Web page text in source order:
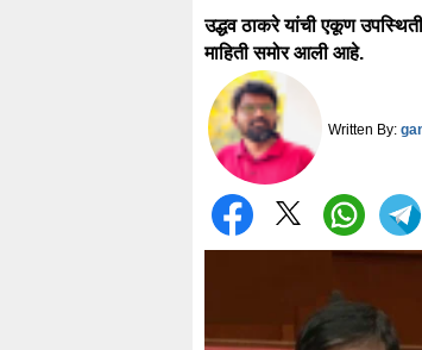
उद्धव ठाकरे यांची एकूण
माहिती समोर आली आहे.
Written By: